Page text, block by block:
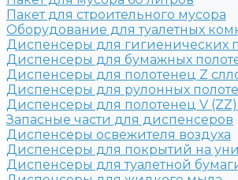
Пакет для строительного мусора
Оборудование для туалетных
Диспенсеры для гигиенических
Диспенсеры для бумажных
Диспенсеры для полотенец Z
Диспенсеры для рулонных
Диспенсеры для полотенец V
Запасные части для диспенсеров
Диспенсеры освежителя воздуха
Диспенсеры для покрытий на
Диспенсеры для туалетной